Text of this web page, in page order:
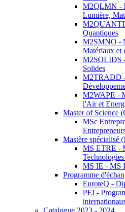
M2QLMN -
Lumière,
Quantiques
M2SMNO -
Matériaux et
M2SOLIDS
Solides
M2TRADD
M2WAPE -
l'Air et
Master of Science
MSc
Mastère spécialisé
MS ETRE -
MS IE - MS
Programme
EuroteQ -
PEI -
Catalogue 2023 - 2024